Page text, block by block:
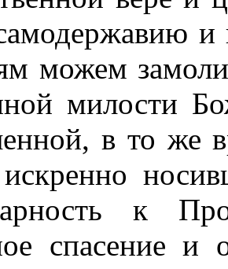
можем
милости
в то же
к
спасение и